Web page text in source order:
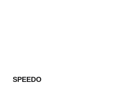
SPEEDO